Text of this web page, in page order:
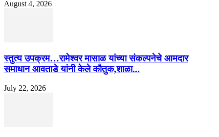
August 4, 2026
स्तुत्य उपक्रम…रामेश्वर मासाळ यांच्या संकल्पनेचे आमदार
समाधान आवताडे यांनी केले कौतुक,शाळा...
July 22, 2026